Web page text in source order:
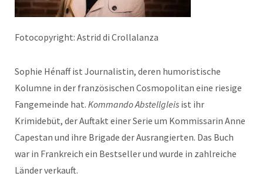
Fotocopyright: Astrid di Crollalanza
Sophie Hénaff ist Journalistin, deren humoristische
Kolumne in der französischen Cosmopolitan eine riesige
Fangemeinde hat. Kommando Abstellgleis ist ihr
Krimidebüt, der Auftakt einer Serie um Kommissarin Anne
Capestan und ihre Brigade der Ausrangierten. Das Buch
war in Frankreich ein Bestseller und wurde in zahlreiche
Länder verkauft.